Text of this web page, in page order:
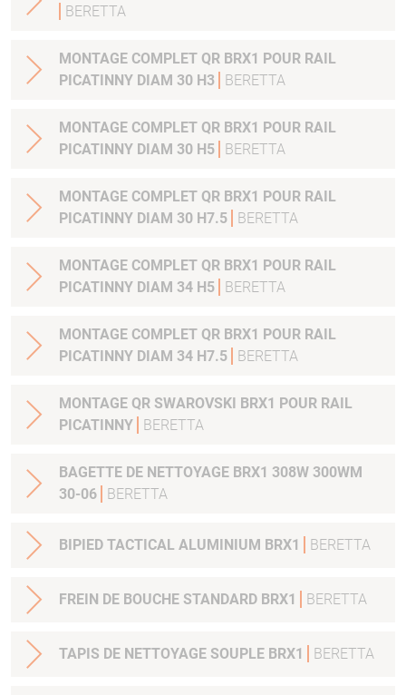
BERETTA
MONTAGE COMPLET QR BRX1 POUR RAIL
PICATINNY DIAM 30 H3
BERETTA
MONTAGE COMPLET QR BRX1 POUR RAIL
PICATINNY DIAM 30 H5
BERETTA
MONTAGE COMPLET QR BRX1 POUR RAIL
PICATINNY DIAM 30 H7.5
BERETTA
MONTAGE COMPLET QR BRX1 POUR RAIL
PICATINNY DIAM 34 H5
BERETTA
MONTAGE COMPLET QR BRX1 POUR RAIL
PICATINNY DIAM 34 H7.5
BERETTA
MONTAGE QR SWAROVSKI BRX1 POUR RAIL
PICATINNY
BERETTA
BAGETTE DE NETTOYAGE BRX1 308W 300WM
30-06
BERETTA
BIPIED TACTICAL ALUMINIUM BRX1 BERETTA
FREIN DE BOUCHE STANDARD BRX1 BERETTA
TAPIS DE NETTOYAGE SOUPLE BRX1 BERETTA